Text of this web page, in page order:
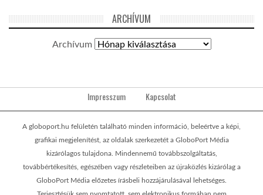
ARCHÍVUM
Archívum
Impresszum Kapcsolat
A globoport.hu felületén található minden információ, beleértve a képi,
grafikai megjelenítést, az oldalak szerkezetét a GloboPort Média
kizárólagos tulajdona. Mindennemű továbbszolgáltatás,
továbbértékesítés, egészében vagy részleteiben az újraközlés kizárólag a
GloboPort Média előzetes írásbeli hozzájárulásával lehetséges.